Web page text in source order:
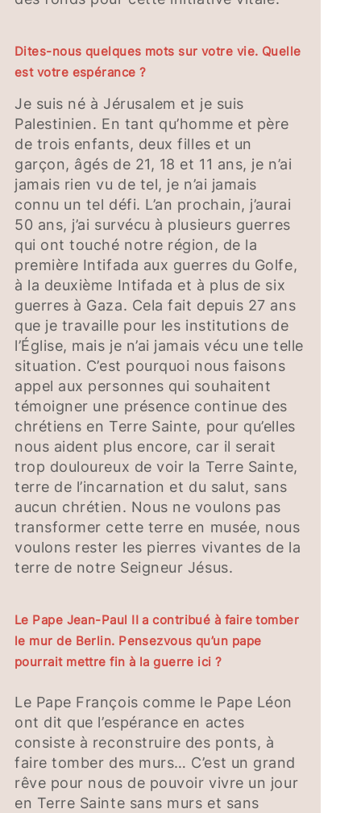
Dites-nous quelques mots sur votre vie. Quelle
est votre espérance ?
Je suis né à Jérusalem et je suis
Palestinien. En tant qu’homme et père
de trois enfants, deux filles et un
garçon, âgés de 21, 18 et 11 ans, je n’ai
jamais rien vu de tel, je n’ai jamais
connu un tel défi. L’an prochain, j’aurai
50 ans, j’ai survécu à plusieurs guerres
qui ont touché notre région, de la
première Intifada aux guerres du Golfe,
à la deuxième Intifada et à plus de six
guerres à Gaza. Cela fait depuis 27 ans
que je travaille pour les institutions de
l’Église, mais je n’ai jamais vécu une telle
situation. C’est pourquoi nous faisons
appel aux personnes qui souhaitent
témoigner une présence continue des
chrétiens en Terre Sainte, pour qu’elles
nous aident plus encore, car il serait
trop douloureux de voir la Terre Sainte,
terre de l’incarnation et du salut, sans
aucun chrétien. Nous ne voulons pas
transformer cette terre en musée, nous
voulons rester les pierres vivantes de la
terre de notre Seigneur Jésus.
Le Pape Jean-Paul II a contribué à faire tomber
le mur de Berlin. Pensezvous qu’un pape
pourrait mettre fin à la guerre ici ?
Le Pape François comme le Pape Léon
ont dit que l’espérance en actes
consiste à reconstruire des ponts, à
faire tomber des murs… C’est un grand
rêve pour nous de pouvoir vivre un jour
en Terre Sainte sans murs et sans